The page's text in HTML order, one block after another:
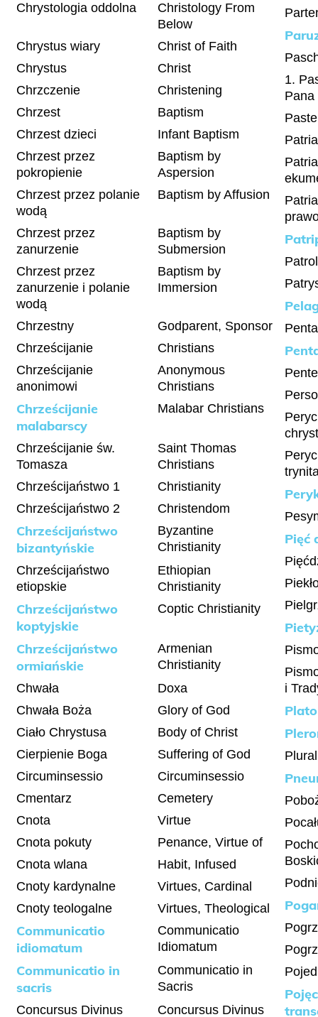
Chrystologia oddolna
Christology From
Below
Chrystus wiary
Christ of Faith
Chrystus
Christ
Chrzczenie
Christening
Chrzest
Baptism
Chrzest dzieci
Infant Baptism
Chrzest przez
pokropienie
Baptism by
Aspersion
Chrzest przez polanie
wodą
Baptism by Affusion
Chrzest przez
zanurzenie
Baptism by
Submersion
Chrzest przez
zanurzenie i polanie
wodą
Baptism by
Immersion
Chrzestny
Godparent, Sponsor
Chrześcijanie
Christians
Chrześcijanie
anonimowi
Anonymous
Christians
Chrześcijanie
malabarscy
Malabar Christians
Chrześcijanie św.
Tomasza
Saint Thomas
Christians
Chrześcijaństwo 1
Christianity
Chrześcijaństwo 2
Christendom
Chrześcijaństwo
bizantyńskie
Byzantine
Christianity
Chrześcijaństwo
etiopskie
Ethiopian
Christianity
Chrześcijaństwo
koptyjskie
Coptic Christianity
Chrześcijaństwo
ormiańskie
Armenian
Christianity
Chwała
Doxa
Chwała Boża
Glory of God
Ciało Chrystusa
Body of Christ
Cierpienie Boga
Suffering of God
Circuminsessio
Circuminsessio
Cmentarz
Cemetery
Cnota
Virtue
Cnota pokuty
Penance, Virtue of
Cnota wlana
Habit, Infused
Cnoty kardynalne
Virtues, Cardinal
Cnoty teologalne
Virtues, Theological
Communicatio
idiomatum
Communicatio
Idiomatum
Communicatio in
sacris
Communicatio in
Sacris
Concursus Divinus
Concursus Divinus
1.
Pana
Pięć
i